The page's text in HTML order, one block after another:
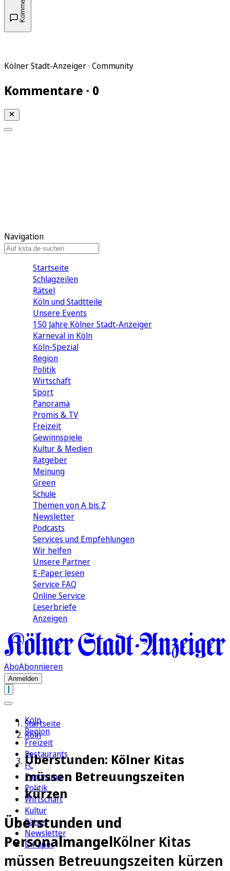
Kölner Stadt-Anzeiger · Community
Kommentare · 0
Navigation
Startseite
Schlagzeilen
Rätsel
Köln und Stadtteile
Unsere Events
150 Jahre Kölner Stadt-Anzeiger
Karneval in Köln
Köln-Spezial
Region
Politik
Wirtschaft
Sport
Panorama
Promis & TV
Freizeit
Gewinnspiele
Kultur & Medien
Ratgeber
Meinung
Green
Schule
Themen von A bis Z
Newsletter
Podcasts
Services und Empfehlungen
Wir helfen
Unsere Partner
E-Paper lesen
Service FAQ
Online Service
Leserbriefe
Anzeigen
AboAbonnieren
Anmelden
Köln
Region
Freizeit
Restaurants
FC
Panorama
Politik
Wirtschaft
Kultur
Rätsel
Newsletter
E-Paper
Startseite
Köln
Überstunden: Kölner Kitas
müssen Betreuungszeiten
kürzen
Überstunden und
PersonalmangelKölner Kitas
müssen Betreuungszeiten kürzen